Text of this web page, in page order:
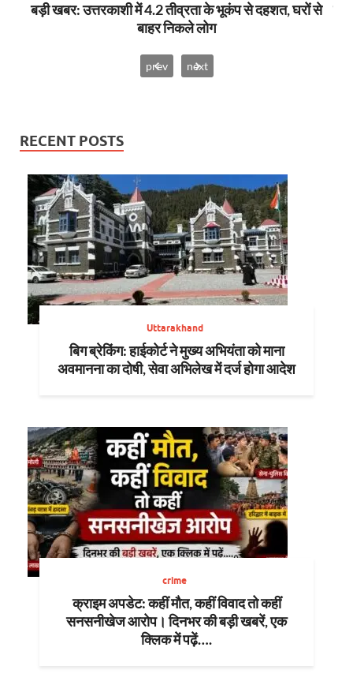
बड़ी खबर: उत्तरकाशी में 4.2 तीव्रता के भूकंप से दहशत, घरों से
बाहर निकले लोग
prev next
RECENT POSTS
Uttarakhand
बिग ब्रेकिंग: हाईकोर्ट ने मुख्य अभियंता को माना
अवमानना का दोषी, सेवा अभिलेख में दर्ज होगा आदेश
crime
क्राइम अपडेट: कहीं मौत, कहीं विवाद तो कहीं
सनसनीखेज आरोप। दिनभर की बड़ी खबरें, एक
क्लिक में पढ़ें….